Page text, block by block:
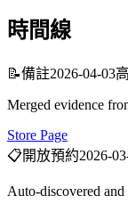
時間線
📝備註2026-04-03
Merged evidence
Store Page
📋開放預約2026-
Auto-discovered